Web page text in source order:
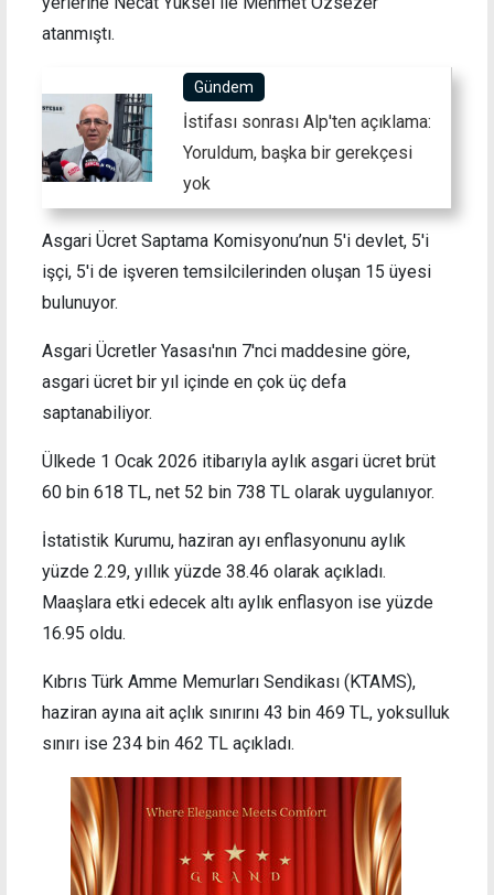
atanmıştı.
Gündem
İstifası sonrası Alp'ten açıklama:
Yoruldum, başka bir gerekçesi
yok
Asgari Ücret Saptama Komisyonu’nun 5'i devlet, 5'i
işçi, 5'i de işveren temsilcilerinden oluşan 15 üyesi
bulunuyor.
Asgari Ücretler Yasası'nın 7'nci maddesine göre,
asgari ücret bir yıl içinde en çok üç defa
saptanabiliyor.
Ülkede 1 Ocak 2026 itibarıyla aylık asgari ücret brüt
60 bin 618 TL, net 52 bin 738 TL olarak uygulanıyor.
İstatistik Kurumu, haziran ayı enflasyonunu aylık
yüzde 2.29, yıllık yüzde 38.46 olarak açıkladı.
Maaşlara etki edecek altı aylık enflasyon ise yüzde
16.95 oldu.
Kıbrıs Türk Amme Memurları Sendikası (KTAMS),
haziran ayına ait açlık sınırını 43 bin 469 TL, yoksulluk
sınırı ise 234 bin 462 TL açıkladı.